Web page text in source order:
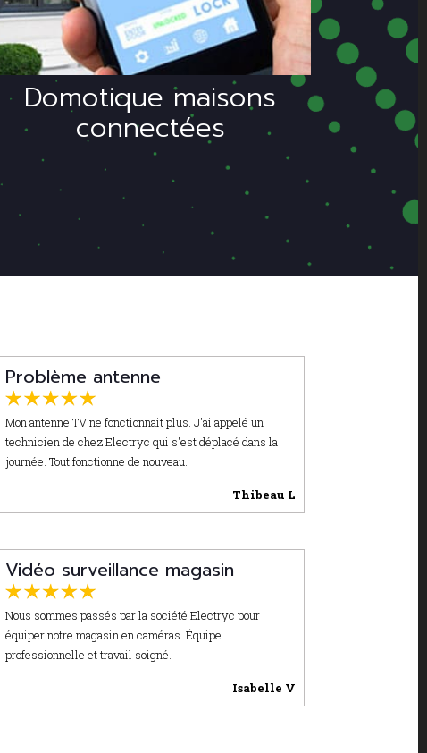
Domotique maisons
connectées
Problème antenne
Mon antenne TV ne fonctionnait plus. J'ai appelé un
technicien de chez Electryc qui s'est déplacé dans la
journée. Tout fonctionne de nouveau.
Thibeau L
Vidéo surveillance magasin
Nous sommes passés par la société Electryc pour
équiper notre magasin en caméras. Équipe
professionnelle et travail soigné.
Isabelle V